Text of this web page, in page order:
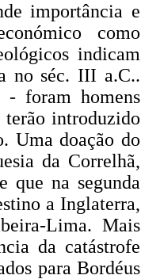
importância e
como
indicam
no séc. III a.C..
foram homens
terão introduzido
Uma doação do
da Correlhã,
que na segunda
a Inglaterra,
Lima. Mais
da catástrofe
para Bordéus